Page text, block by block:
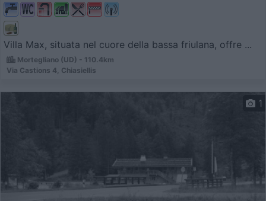
Villa Max, situata nel cuore della bassa friulana, offre ...
Mortegliano (UD) - 110.4km
Via Castions 4, Chiasiellis
1